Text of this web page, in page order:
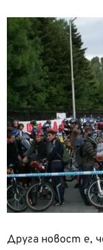
Друга новост е,